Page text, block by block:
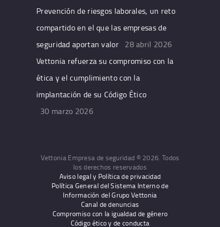
Prevención de riesgos laborales, un reto
compartido en el que las empresas de
seguridad aportan valor 28 abril 2026
Vettonia refuerza su compromiso con la
ética y el cumplimiento con la
implantación de su Código Ético
30 marzo 2026
Vettonia Empresa de seguridad © 2026. Todos
los derechos reservados
Aviso legal y Política de privacidad
Política General del Sistema Interno de
Información del Grupo Vettonia
Canal de denuncias
Compromiso con la igualdad de género
Código ético y de conducta